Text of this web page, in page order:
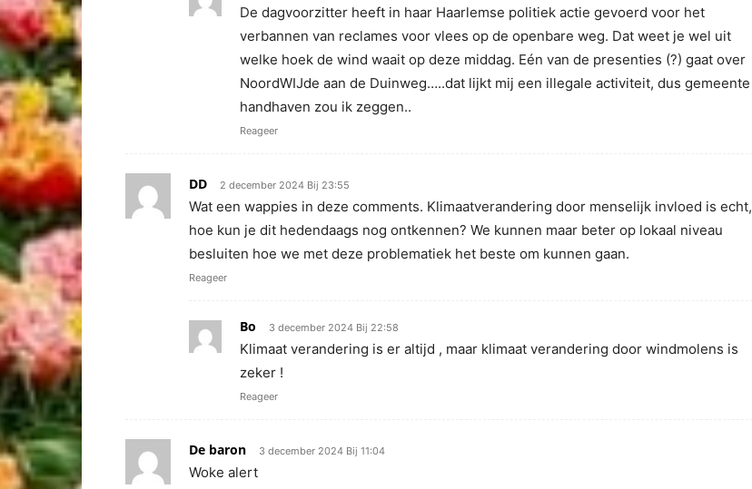
De dagvoorzitter heeft in haar Haarlemse politiek actie gevoerd voor het
verbannen van reclames voor vlees op de openbare weg. Dat weet je wel uit
welke hoek de wind waait op deze middag. Eén van de presenties (?) gaat over
NoordWIJde aan de Duinweg…..dat lijkt mij een illegale activiteit, dus gemeente
handhaven zou ik zeggen..
Reageer
DD 2 december 2024 Bij 23:55
Wat een wappies in deze comments. Klimaatverandering door menselijk invloed is echt,
hoe kun je dit hedendaags nog ontkennen? We kunnen maar beter op lokaal niveau
besluiten hoe we met deze problematiek het beste om kunnen gaan.
Reageer
Bo 3 december 2024 Bij 22:58
Klimaat verandering is er altijd , maar klimaat verandering door windmolens is
zeker !
Reageer
De baron 3 december 2024 Bij 11:04
Woke alert